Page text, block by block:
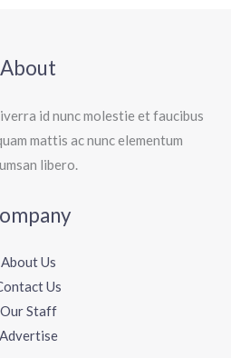
About
id nunc molestie et faucibus
mattis ac nunc elementum
libero.
About Us
Us
Our Staff
Advertise